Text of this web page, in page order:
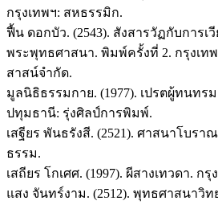
กรุงเทพฯ: สหธรรมิก.
ฟื้น ดอกบัว. (2543). สังสารวัฏกับการเ
พระพุทธศาสนา. พิมพ์ครั้งที่ 2. กรุงเท
สาสน์จำกัด.
มูลนิธิธรรมกาย. (1977). เปรตผู้ทนทร
ปทุมธานี: รุ่งศิลป์การพิมพ์.
เสฐียร พันธรังสี. (2521). ศาสนาโบราณ
ธรรม.
เสถียร โกเศศ. (1997). ผีสางเทวดา. ก
แสง จันทร์งาม. (2512). พุทธศาสนาวิท